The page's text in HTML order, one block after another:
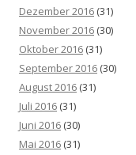
Dezember 2016 (31)
November 2016 (30)
Oktober 2016 (31)
September 2016 (30)
August 2016 (31)
Juli 2016 (31)
Juni 2016 (30)
Mai 2016 (31)